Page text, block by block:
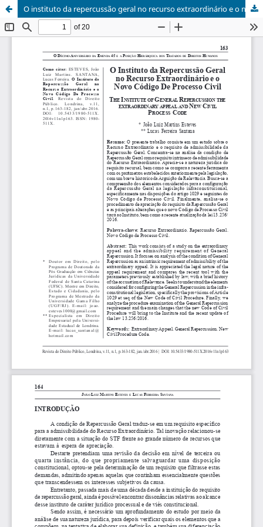
O instituto da repercussão geral no recurso extraordinário e o novo código de processo civil